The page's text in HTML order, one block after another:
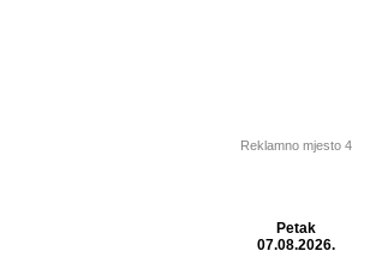
Reklamno mjesto 4